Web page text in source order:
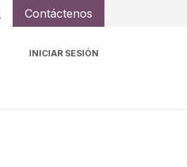
Contáctenos
INICIAR SESIÓN